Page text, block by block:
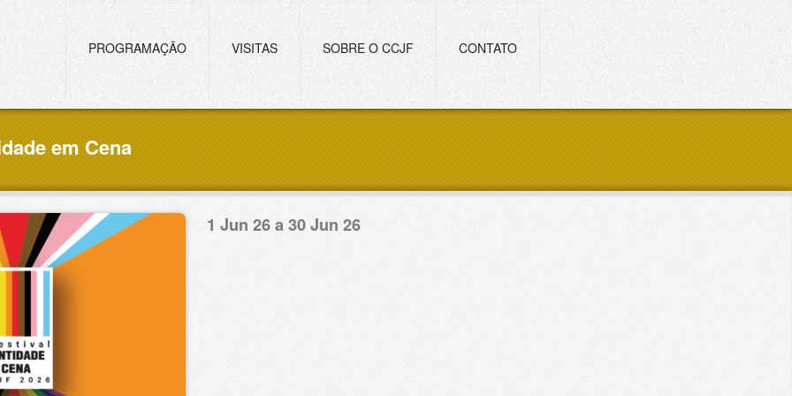
PROGRAMAÇÃO VISITAS SOBRE O CCJF CONTATO
em Cena
1 Jun 26 a 30 Jun 26